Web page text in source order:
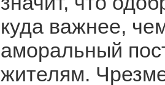
куда важнее,
аморальный
жителям.